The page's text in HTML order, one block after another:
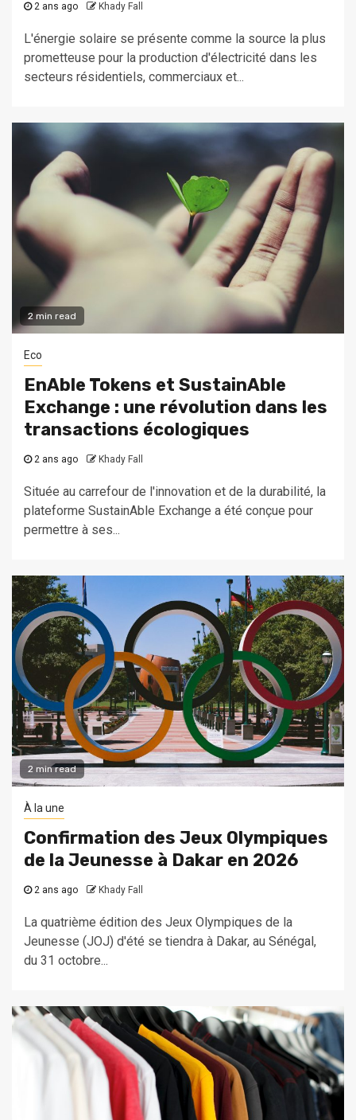
2 ans ago Khady Fall
L'énergie solaire se présente comme la source la plus
prometteuse pour la production d'électricité dans les
secteurs résidentiels, commerciaux et...
2 min read
Eco
EnAble Tokens et SustainAble
Exchange : une révolution dans les
transactions écologiques
2 ans ago Khady Fall
Située au carrefour de l'innovation et de la durabilité, la
plateforme SustainAble Exchange a été conçue pour
permettre à ses...
2 min read
À la une
Confirmation des Jeux Olympiques
de la Jeunesse à Dakar en 2026
2 ans ago Khady Fall
La quatrième édition des Jeux Olympiques de la
Jeunesse (JOJ) d'été se tiendra à Dakar, au Sénégal,
du 31 octobre...